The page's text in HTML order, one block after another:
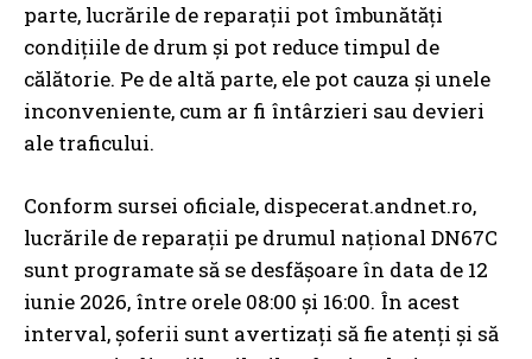
parte, lucrările de reparații pot îmbunătăți
condițiile de drum și pot reduce timpul de
călătorie. Pe de altă parte, ele pot cauza și unele
inconveniente, cum ar fi întârzieri sau devieri
ale traficului.
Conform sursei oficiale, dispecerat.andnet.ro,
lucrările de reparații pe drumul național DN67C
sunt programate să se desfășoare în data de 12
iunie 2026, între orele 08:00 și 16:00. În acest
interval, șoferii sunt avertizați să fie atenți și să